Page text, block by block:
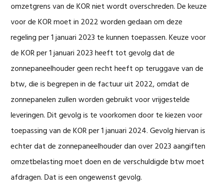
omzetgrens van de KOR niet wordt overschreden. De keuze
voor de KOR moet in 2022 worden gedaan om deze
regeling per 1 januari 2023 te kunnen toepassen. Keuze voor
de KOR per 1 januari 2023 heeft tot gevolg dat de
zonnepaneelhouder geen recht heeft op teruggave van de
btw, die is begrepen in de factuur uit 2022, omdat de
zonnepanelen zullen worden gebruikt voor vrijgestelde
leveringen. Dit gevolg is te voorkomen door te kiezen voor
toepassing van de KOR per 1 januari 2024. Gevolg hiervan is
echter dat de zonnepaneelhouder dan over 2023 aangiften
omzetbelasting moet doen en de verschuldigde btw moet
afdragen. Dat is een ongewenst gevolg.